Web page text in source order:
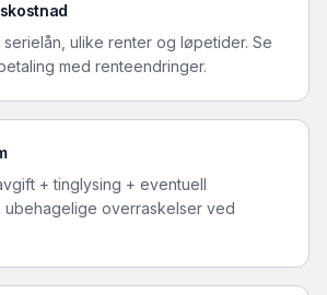
serielån, ulike renter og løpetider. Se
med renteendringer.
+ tinglysing + eventuell
ubehagelige overraskelser ved